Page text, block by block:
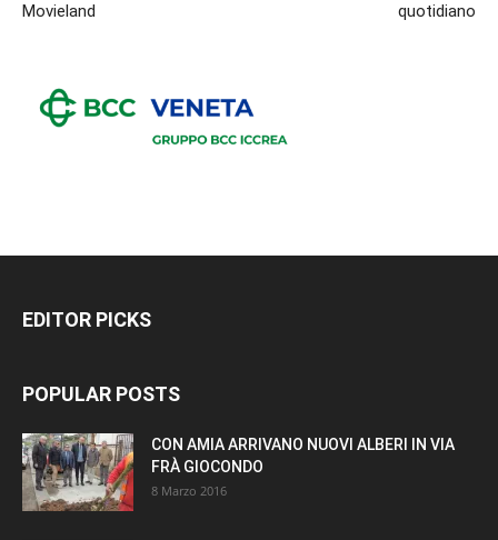
Movieland
quotidiano
EDITOR PICKS
POPULAR POSTS
CON AMIA ARRIVANO NUOVI ALBERI IN VIA
FRÀ GIOCONDO
8 Marzo 2016